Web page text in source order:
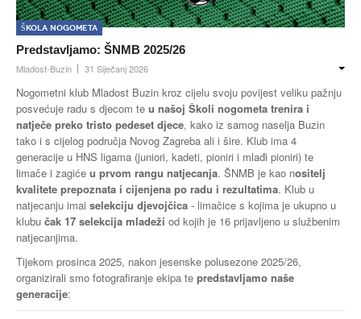
Škola nogometa
Predstavljamo: ŠNMB 2025/26
Mladost-Buzin 31 Siječanj 2026
Nogometni klub Mladost Buzin kroz cijelu svoju povijest veliku pažnju
posvećuje radu s djecom te u našoj Školi nogometa trenira i
natječe preko tristo pedeset djece, kako iz samog naselja Buzin
tako i s cijelog područja Novog Zagreba ali i šire. Klub ima 4
generacije u HNS ligama (juniori, kadeti, pioniri i mlađi pioniri) te
limače i zagiće u prvom rangu natjecanja. ŠNMB je kao nositelj
kvalitete prepoznata i cijenjena po radu i rezultatima. Klub u
natjecanju imai selekciju djevojčica - limačice s kojima je ukupno u
klubu čak 17 selekcija mladeži od kojih je 16 prijavljeno u službenim
natjecanjima.
Tijekom prosinca 2025, nakon jesenske polusezone 2025/26,
organizirali smo fotografiranje ekipa te predstavljamo naše
generacije: